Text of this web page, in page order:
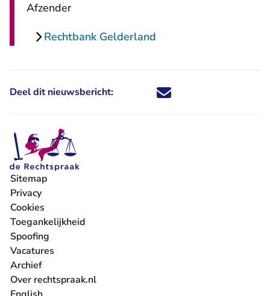
Afzender
Rechtbank Gelderland
Deel dit nieuwsbericht: Deel dit nieuwsbericht via X -
Deel dit nieuwsbericht via
Deel dit nieuwsbericht
Deel dit
Sitemap
Privacy
Cookies
Toegankelijkheid
Spoofing
Vacatures
- U verlaat Rechtspraak.nl
Archief
Over rechtspraak.nl